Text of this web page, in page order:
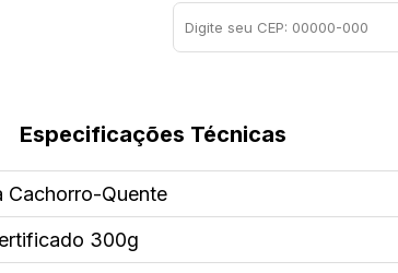
Especificações Técnicas
Cachorro-Quente
300g